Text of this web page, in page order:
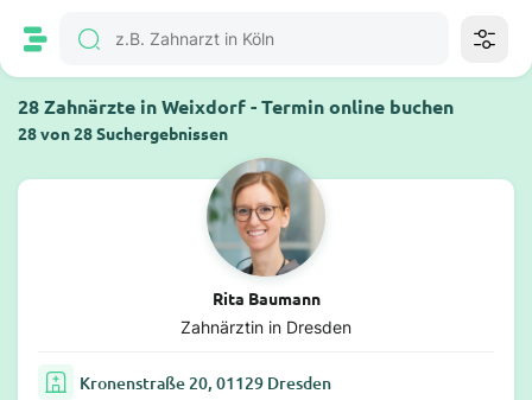
28 Zahnärzte in Weixdorf - Termin online buchen
28 von 28 Suchergebnissen
Rita Baumann
Zahnärztin in Dresden
Kronenstraße 20, 01129 Dresden